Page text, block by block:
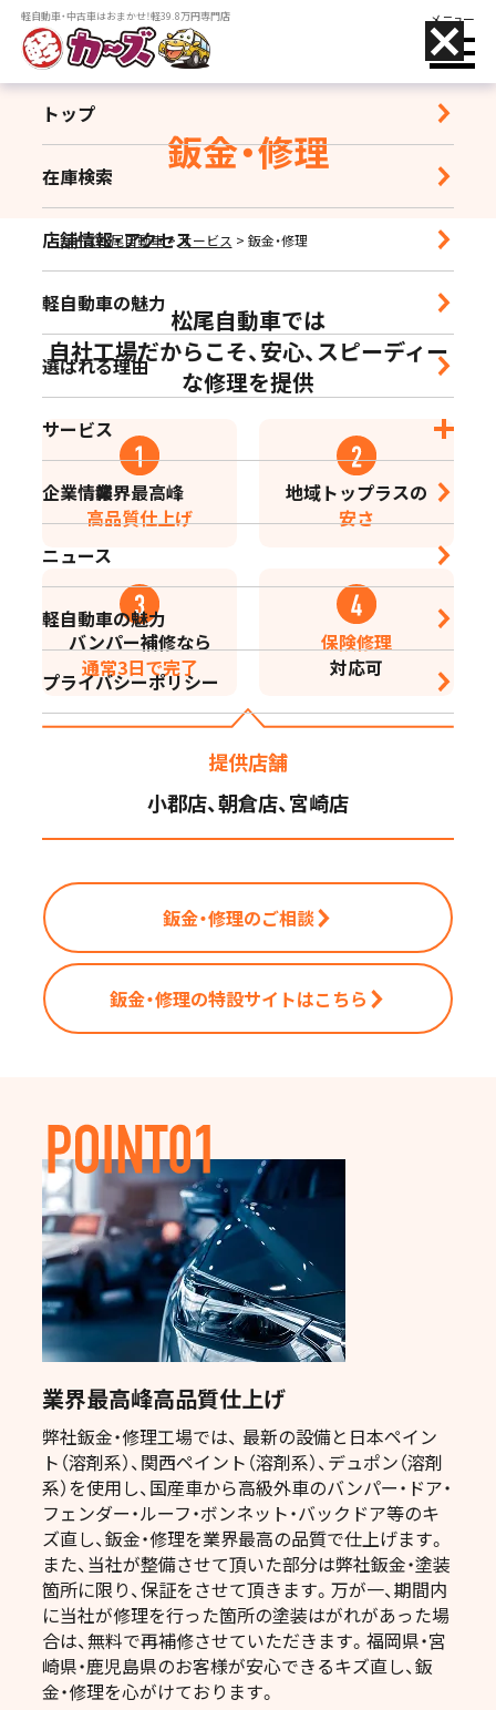
軽自動車・中古車はおまかせ！軽39.8万円専門店 メニュー
トップ
在庫検索
店舗情報・アクセス
軽自動車の魅力
選ばれる理由
サービス
企業情報
ニュース
軽自動車の魅力
プライバシーポリシー
営業時間｜9:30-18:30 定休日｜毎週水曜日
朝倉店
営業時間｜10:00-18:30 定休日｜毎週水曜日
営業時間｜10:00-16:00 定休日｜毎週水曜日
鈑金・修理
カーズ松尾自動車>サービス > 鈑金・修理
松尾自動車では
自社工場だからこそ、安心、スピーディー
な修理を提供
業界最高峰
高品質仕上げ
地域トップラスの
安さ
バンパー補修なら
通常3日で完了
保険修理
対応可
提供店舗
小郡店、朝倉店、宮崎店
鈑金・修理のご相談
鈑金・修理の特設サイトはこちら
業界最高峰高品質仕上げ
弊社鈑金・修理工場では、 最新の設備と日本ペイン
ト（溶剤系）、関西ペイント（溶剤系）、デュポン（溶剤
系）を使用し、国産車から高級外車のバンパー・ドア・
フェンダー・ルーフ・ボンネット・バックドア等のキ
ズ直し、鈑金・修理を業界最高の品質で仕上げます。
また、当社が整備させて頂いた部分は弊社鈑金・塗装
箇所に限り、保証をさせて頂きます。万が一、期間内
に当社が修理を行った箇所の塗装はがれがあった場
合は、無料で再補修させていただきます。福岡県・宮
崎県・鹿児島県のお客様が安心できるキズ直し、鈑
金・修理を心がけております。